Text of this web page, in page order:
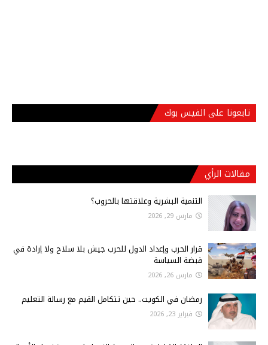
تابعونا على الفيس بوك
مقالات الرأي
التنمية البشرية وعلاقتها بالحروب؟
مارس 29, 2026
قرار الحرب وإعداد الدول للحرب جيش بلا سلاح ولا إرادة في
قبضة السياسة
مارس 26, 2026
رمضان في الكويت.. حين تتكامل القيم مع رسالة التعليم
فبراير 23, 2026